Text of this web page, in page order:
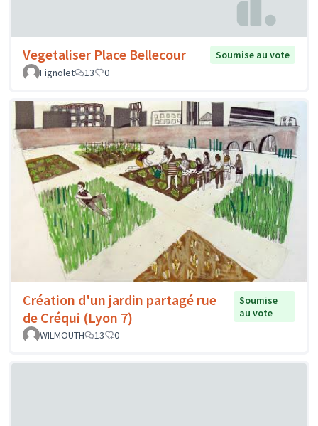
Vegetaliser Place Bellecour
Soumise au vote
Fignolet
13 0
Création d'un jardin partagé rue
de Créqui (Lyon 7)
Soumise
au vote
WILMOUTH
13 0